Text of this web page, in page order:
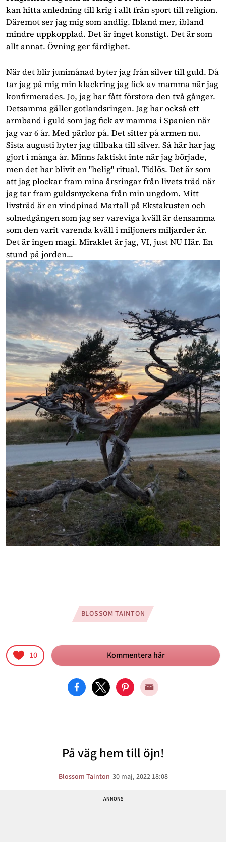
kan hitta anledning till krig i allt från sport till religion.
Däremot ser jag mig som andlig. Ibland mer, ibland
mindre uppkopplad. Det är inget konstigt. Det är som
allt annat. Övning ger färdighet.
När det blir junimånad byter jag från silver till guld. Då
tar jag på mig min klackring jag fick av mamma när jag
konfirmerades. Jo, jag har fått förstora den två gånger.
Detsamma gäller gotlandsringen. Jag har också ett
armband i guld som jag fick av mamma i Spanien när
jag var 6 år. Med pärlor på. Det sitter på armen nu.
Sista augusti byter jag tillbaka till silver. Så här har jag
gjort i många år. Minns faktiskt inte när jag började,
men det har blivit en "helig" ritual. Tidlös. Det är som
att jag plockar fram mina årsringar från livets träd när
jag tar fram guldsmyckena från min ungdom. Mitt
livsträd är en vindpinad Martall på Ekstakusten och
solnedgången som jag ser vareviga kväll är densamma
som den varit varenda kväll i miljoners miljarder år.
Det är ingen magi. Miraklet är jag, VI, just NU Här. En
stund på jorden...
BLOSSOM TAINTON
10 Kommentera här
På väg hem till öjn!
Blossom Tainton 30 maj, 2022 18:08